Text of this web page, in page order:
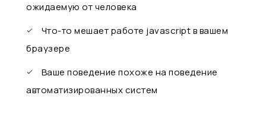
ожидаемую от человека
Что-то мешает работе javascript в вашем
браузере
Ваше поведение похоже на поведение
автоматизированных систем